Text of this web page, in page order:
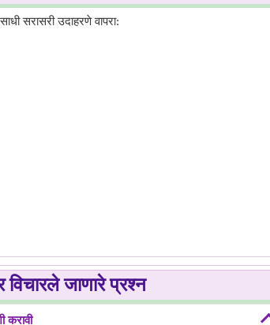
सरासरी उदाहरणे वापरा:
विचारले जाणारे प्रश्न
करावी